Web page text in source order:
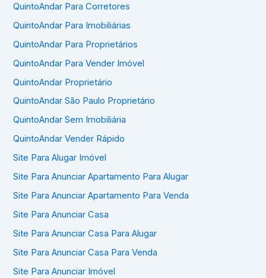
QuintoAndar Para Corretores
QuintoAndar Para Imobiliárias
QuintoAndar Para Proprietários
QuintoAndar Para Vender Imóvel
QuintoAndar Proprietário
QuintoAndar São Paulo Proprietário
QuintoAndar Sem Imobiliária
QuintoAndar Vender Rápido
Site Para Alugar Imóvel
Site Para Anunciar Apartamento Para Alugar
Site Para Anunciar Apartamento Para Venda
Site Para Anunciar Casa
Site Para Anunciar Casa Para Alugar
Site Para Anunciar Casa Para Venda
Site Para Anunciar Imóvel